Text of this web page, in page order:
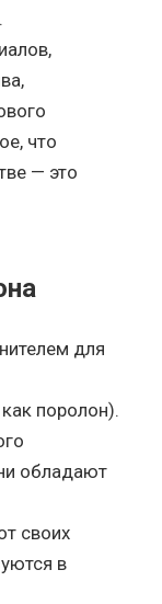
что
— это
для
поролон).
обладают
своих
в